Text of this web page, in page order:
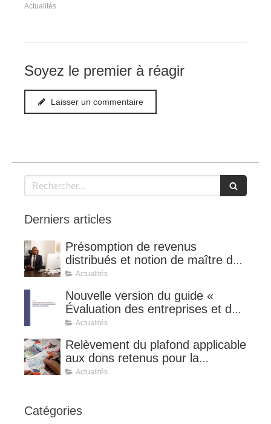
Actualités
Soyez le premier à réagir
Laisser un commentaire
Rechercher
Derniers articles
Présomption de revenus
distribués et notion de maître de
l'affaire (CE 8 juillet 2026, n°
Actualités
Nouvelle version du guide «
Évaluation des entreprises et des
titres de sociétés ».
Actualités
Relèvement du plafond applicable
aux dons retenus pour la
détermination de la réduction
Actualités
Catégories